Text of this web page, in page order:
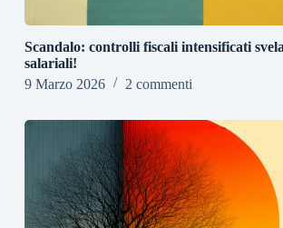
Scandalo: controlli fiscali intensificati
salariali!
9 Marzo 2026
2 commenti